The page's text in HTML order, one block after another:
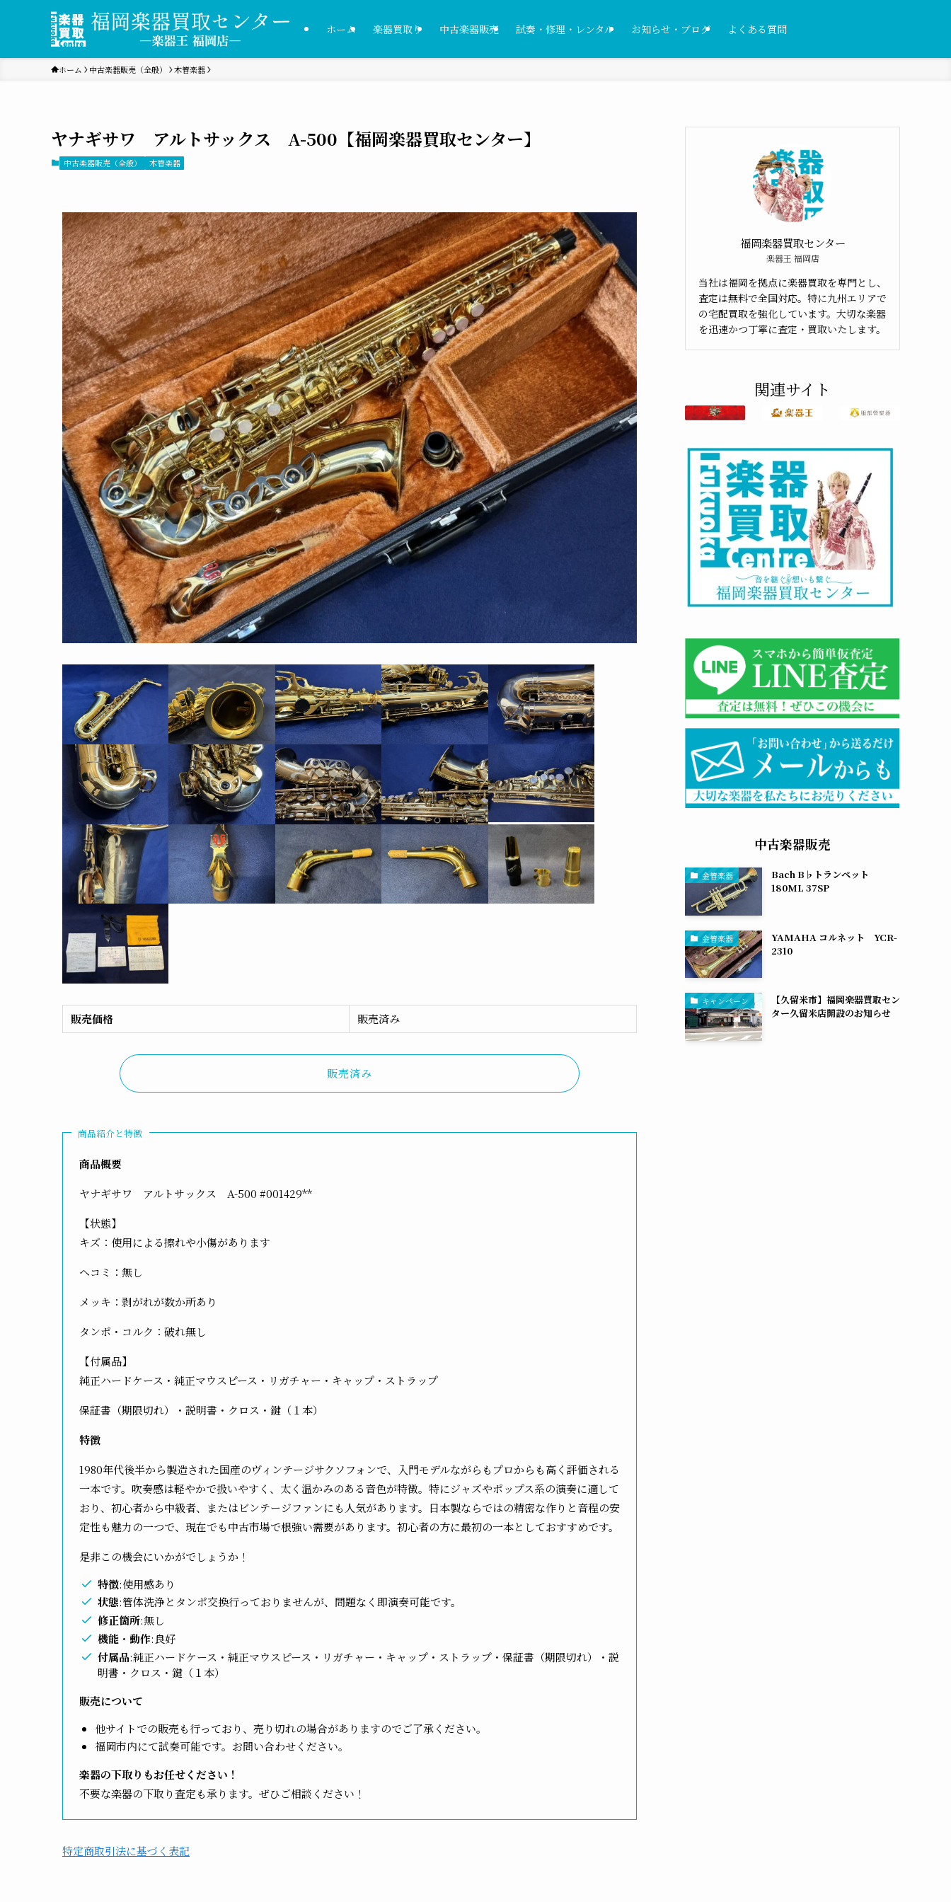
ホーム 楽器買取り 中古楽器販売 試奏・修理・レンタル お知らせ・ブログ よくある質問
ホーム 中古楽器販売（全般） 木管楽器
ヤナギサワ アルトサックス A-500【福岡楽器買取センター】
中古楽器販売（全般） 木管楽器
販売価格 販売済み
販売済み
商品紹介と特徴
商品概要
ヤナギサワ アルトサックス A-500 #001429**
【状態】
キズ：使用による擦れや小傷があります
ヘコミ：無し
メッキ：剥がれが数か所あり
タンポ・コルク：破れ無し
【付属品】
純正ハードケース・純正マウスピース・リガチャー・キャップ・ストラップ
保証書（期限切れ）・説明書・クロス・鍵（１本）
特徴
1980年代後半から製造された国産のヴィンテージサクソフォンで、入門モデルながらもプロからも高く評価される
一本です。吹奏感は軽やかで扱いやすく、太く温かみのある音色が特徴。特にジャズやポップス系の演奏に適して
おり、初心者から中級者、またはビンテージファンにも人気があります。日本製ならではの精密な作りと音程の安
定性も魅力の一つで、現在でも中古市場で根強い需要があります。初心者の方に最初の一本としておすすめです。
是非この機会にいかがでしょうか！
特徴:使用感あり
状態:管体洗浄とタンポ交換行っておりませんが、問題なく即演奏可能です。
修正箇所:無し
機能・ 動作:良好
付属品:純正ハードケース・純正マウスピース・リガチャー・キャップ・ストラップ・保証書（期限切れ）・説
明書・クロス・鍵（１本）
販売について
他サイトでの販売も行っており、売り切れの場合がありますのでご了承ください。
福岡市内にて試奏可能です。お問い合わせください。
楽器の下取りもお任せください！
不要な楽器の下取り査定も承ります。ぜひご相談ください！
特定商取引法に基づく表記
福岡楽器買取センター
楽器王 福岡店
当社は福岡を拠点に楽器買取を専門とし、
査定は無料で全国対応。特に九州エリアで
の宅配買取を強化しています。大切な楽器
を迅速かつ丁寧に査定・買取いたします。
関連サイト
中古楽器販売
金管楽器
Bach B♭トランペット
180ML 37SP
金管楽器
YAMAHA コルネット YCR-
2310
キャンペーン
【久留米市】福岡楽器買取セン
ター久留米店開設のお知らせ